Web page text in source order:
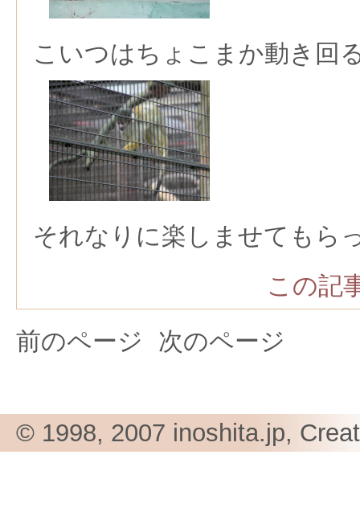
こいつはちょこまか動き回
それなりに楽しませてもら
この記
前のページ
次のページ
© 1998, 2007 inoshita.jp,